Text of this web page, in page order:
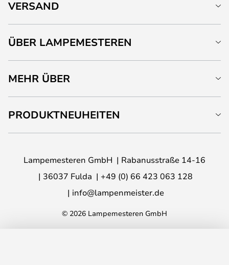
VERSAND
ÜBER LAMPEMESTEREN
MEHR ÜBER
PRODUKTNEUHEITEN
Lampemesteren GmbH
Rabanusstraße 14-16
36037 Fulda
+49 (0) 66 423 063 128
info@lampenmeister.de
© 2026 Lampemesteren GmbH